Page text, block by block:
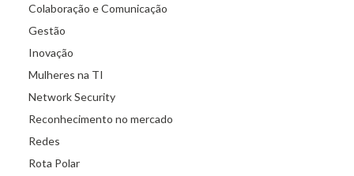
Colaboração e Comunicação
Gestão
Inovação
Mulheres na TI
Network Security
Reconhecimento no mercado
Redes
Rota Polar